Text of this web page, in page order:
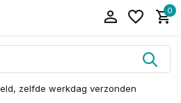
0
zelfde werkdag verzonden